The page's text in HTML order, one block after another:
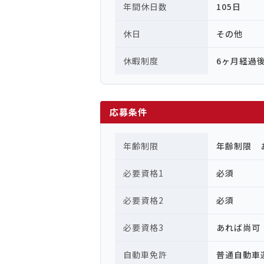
年間休日数 105日
休日 その他
休暇制度 6ヶ月経過
応募条件
年齢制限 年齢制限
必要資格1 必須
必要資格2 必須
必要資格3 あれば尚可
自動車免許 普通自動